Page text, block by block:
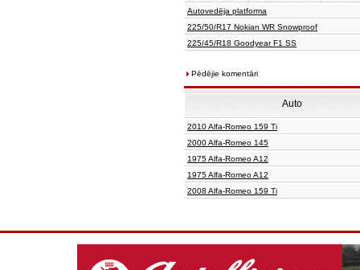
Autovedēja platforma
225/50/R17 Nokian WR Snowproof
225/45/R18 Goodyear F1 SS
Pēdējie komentāri
Auto
2010 Alfa-Romeo 159 Ti
2000 Alfa-Romeo 145
1975 Alfa-Romeo A12
1975 Alfa-Romeo A12
2008 Alfa-Romeo 159 Ti